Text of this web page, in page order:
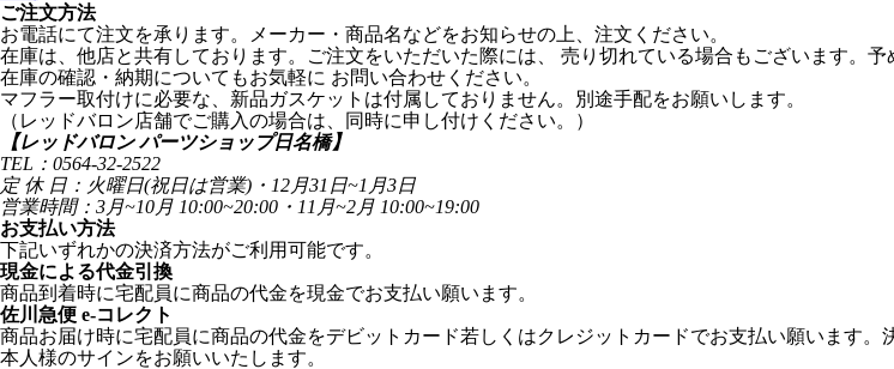
ご注文方法
お電話にて注文を承ります。メーカー・商品名などをお知らせの上、注文ください。
在庫は、他店と共有しております。ご注文をいただいた際には、 売り切れている場合もございます。予
在庫の確認・納期についてもお気軽に お問い合わせください。
マフラー取付けに必要な、新品ガスケットは付属しておりません。別途手配をお願いします。
（レッドバロン店舗でご購入の場合は、同時に申し付けください。）
【レッドバロン パーツショップ日名橋】
TEL：0564-32-2522
定 休 日：火曜日(祝日は営業)・12月31日~1月3日
営業時間：3月~10月 10:00~20:00・11月~2月 10:00~19:00
お支払い方法
下記いずれかの決済方法がご利用可能です。
現金による代金引換
商品到着時に宅配員に商品の代金を現金でお支払い願います。
佐川急便 e-コレクト
商品お届け時に宅配員に商品の代金をデビットカード若しくはクレジットカードでお支払い願います
本人様のサインをお願いいたします。